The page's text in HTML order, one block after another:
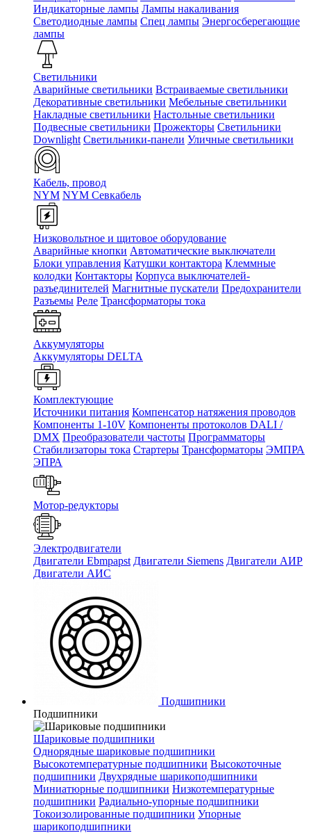
Индикаторные лампы Лампы накаливания
Светодиодные лампы Спец лампы Энергосберегающие
лампы
Светильники
Аварийные светильники Встраиваемые светильники
Декоративные светильники Мебельные светильники
Накладные светильники Настольные светильники
Подвесные светильники Прожекторы Светильники
Downlight Светильники-панели Уличные светильники
Кабель, провод
NYM NYM Севкабель
Низковольтное и щитовое оборудование
Аварийные кнопки Автоматические выключатели
Блоки управления Катушки контактора Клеммные
колодки Контакторы Корпуса выключателей-
разъединителей Магнитные пускатели Предохранители
Разъемы Реле Трансформаторы тока
Аккумуляторы
Аккумуляторы DELTA
Комплектующие
Источники питания Компенсатор натяжения проводов
Компоненты 1-10V Компоненты протоколов DALI /
DMX Преобразователи частоты Программаторы
Стабилизаторы тока Стартеры Трансформаторы ЭМПРА
ЭПРА
Мотор-редукторы
Электродвигатели
Двигатели Ebmpapst Двигатели Siemens Двигатели АИР
Двигатели АИС
Подшипники
Подшипники
Шариковые подшипники
Однорядные шариковые подшипники
Высокотемпературные подшипники Высокоточные
подшипники Двухрядные шарикоподшипники
Миниатюрные подшипники Низкотемпературные
подшипники Радиально-упорные подшипники
Токоизолированные подшипники Упорные
шарикоподшипники